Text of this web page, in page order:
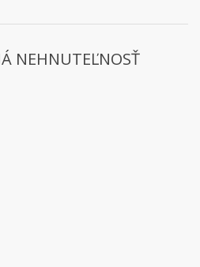
NEHNUTEĽNOSŤ